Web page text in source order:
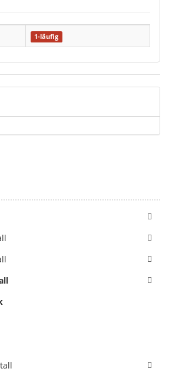
1-läufig